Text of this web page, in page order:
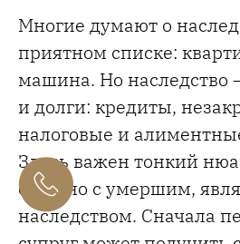
Многие думают о
приятном списке:
машина. Но наследство
и долги: кредиты,
налоговые и
Здесь важен тонкий
связано с умершим,
наследством. Сначала